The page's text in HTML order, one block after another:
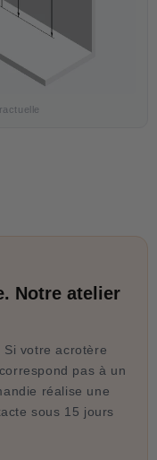
Notre atelier
votre acrotère
pas à un
réalise une
sous 15 jours